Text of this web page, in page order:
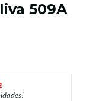
509A